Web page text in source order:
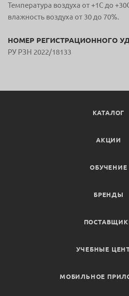
Температура воздуха от +1С до
влажность воздуха от 30 до 70%.
НОМЕР РЕГИСТРАЦИОННОГО
РУ РЗН 2022/18133
КАТАЛОГ
АКЦИИ
ОБУЧЕНИЕ
БРЕНДЫ
УЧЕБНЫЕ
МОБИЛЬНОЕ